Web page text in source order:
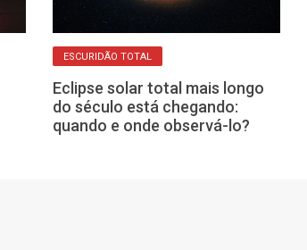
ESCURIDÃO TOTAL
Eclipse solar total mais longo
do século está chegando:
quando e onde observá-lo?